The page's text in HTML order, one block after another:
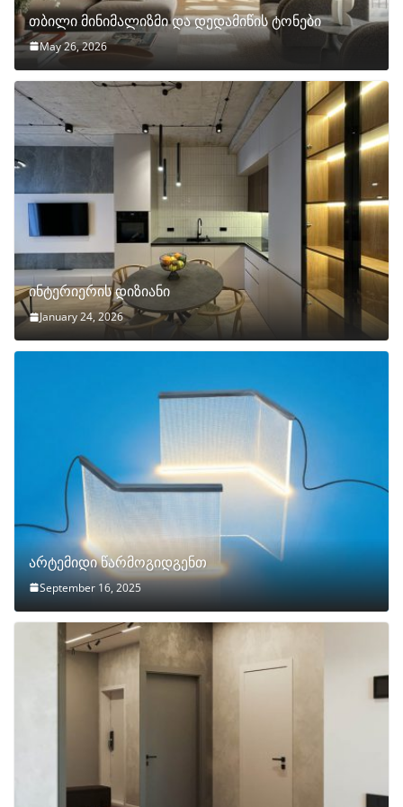
თბილი მინიმალიზმი და დედამიწის ტონები
May 26, 2026
ინტერიერის დიზიანი
January 24, 2026
არტემიდი წარმოგიდგენთ
September 16, 2025